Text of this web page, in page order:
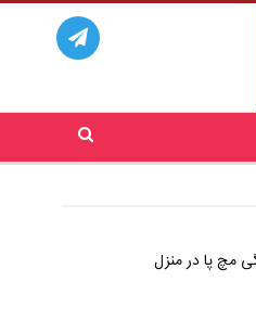
مچ پا در منزل